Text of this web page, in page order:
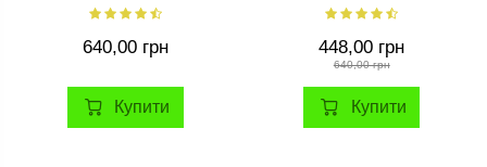
640,00 грн
Купити
448,00 грн
640,00 грн
Купити